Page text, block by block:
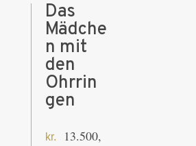
Das
Mädche
n mit
den
Ohrrin
gen
kr.
13.500,